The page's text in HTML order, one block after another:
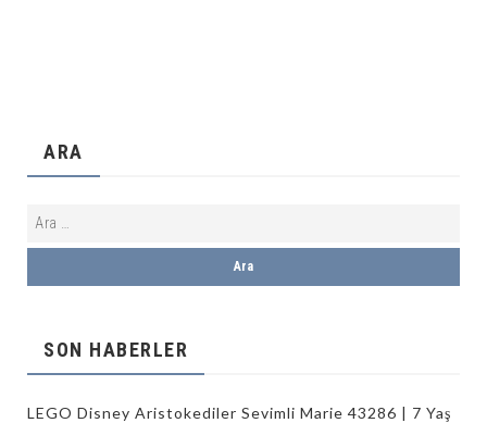
ARA
SON HABERLER
LEGO Disney Aristokediler Sevimli Marie 43286 | 7 Yaş